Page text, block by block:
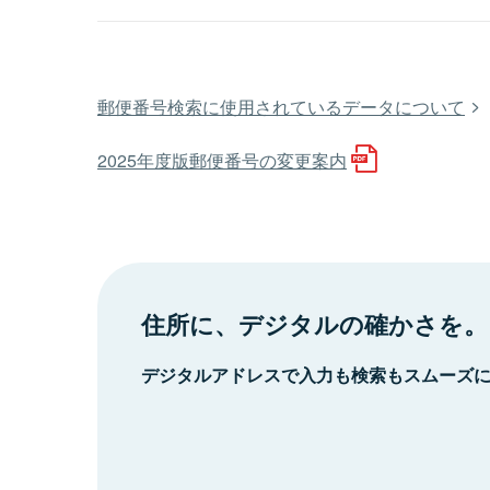
郵便番号検索に使用されているデータについて
2025年度版郵便番号の変更案内
住所に、デジタルの確かさを。
デジタルアドレスで入力も検索もスムーズ